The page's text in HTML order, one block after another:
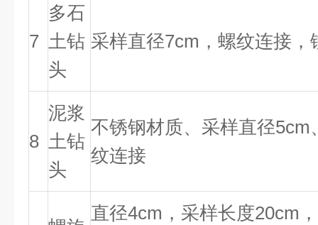
7
多石
土钻
头
采样直径7cm，螺纹连接
8
泥浆
土钻
头
不锈钢材质、采样直径5cm
纹连接
直径4cm，采样长度20cm